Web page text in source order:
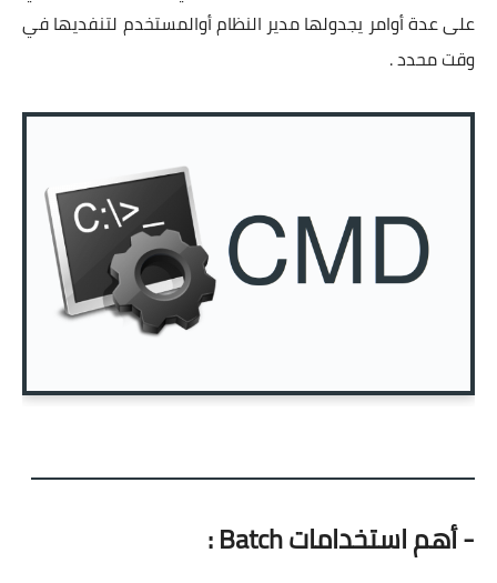
على عدة أوامر يجدولها مدير النظام أوالمستخدم لتنفديها في
وقت محدد .
- أهم استخدامات Batch :